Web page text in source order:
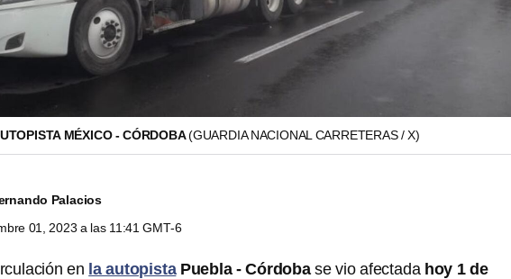
MÉXICO - CÓRDOBA(GUARDIA NACIONAL CARRETERAS / X)
Palacios
01, 2023 a las 11:41 GMT-6
en la autopistaPuebla - Córdobase vio afectada hoy 1 de